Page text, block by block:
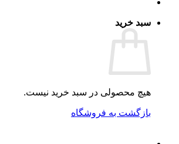
سبد خرید
هیچ محصولی در سبد خرید نیست.
بازگشت به فروشگاه